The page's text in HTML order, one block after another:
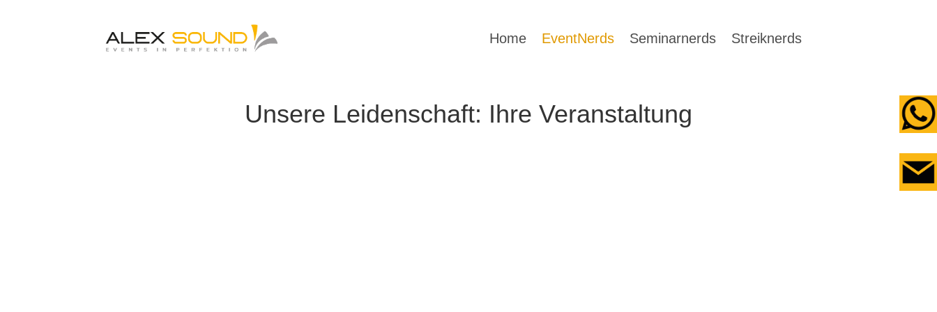
Home EventNerds Seminarnerds Streiknerds
Unsere Leidenschaft: Ihre Veranstaltung